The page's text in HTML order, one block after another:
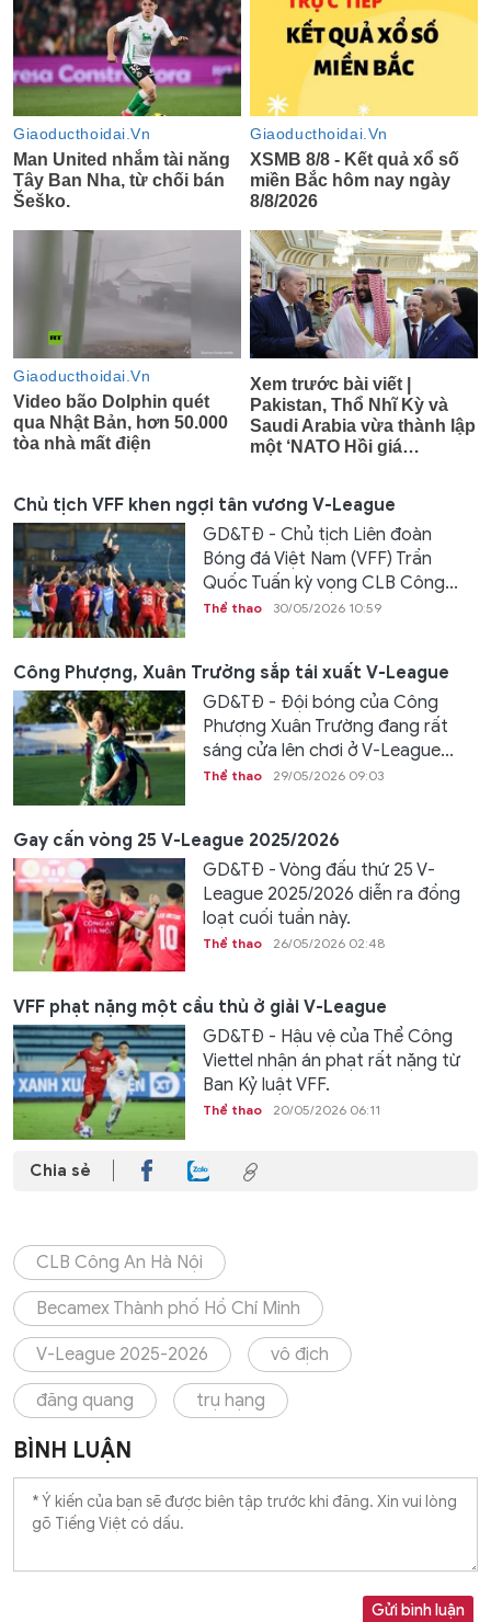
Chủ tịch VFF khen ngợi tân vương V-League
GD&TĐ - Chủ tịch Liên đoàn
Bóng đá Việt Nam (VFF) Trần
Quốc Tuấn kỳ vọng CLB Công...
Thể thao 30/05/2026 10:59
Công Phượng, Xuân Trường sắp tái xuất V-League
GD&TĐ - Đội bóng của Công
Phượng Xuân Trường đang rất
sáng cửa lên chơi ở V-League...
Thể thao 29/05/2026 09:03
Gay cấn vòng 25 V-League 2025/2026
GD&TĐ - Vòng đấu thứ 25 V-
League 2025/2026 diễn ra đồng
loạt cuối tuần này.
Thể thao 26/05/2026 02:48
VFF phạt nặng một cầu thủ ở giải V-League
GD&TĐ - Hậu vệ của Thể Công
Viettel nhận án phạt rất nặng từ
Ban Kỷ luật VFF.
Thể thao 20/05/2026 06:11
Chia sẻ
CLB Công An Hà Nội
Becamex Thành phố Hồ Chí Minh
V-League 2025-2026 vô địch
đăng quang trụ hạng
BÌNH LUẬN
Gửi bình luận